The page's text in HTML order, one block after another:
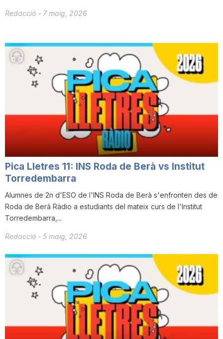
Redacció - 7 maig, 2026
Pica Lletres 11: INS Roda de Berà vs Institut
Torredembarra
Alumnes de 2n d'ESO de l'INS Roda de Berà s'enfronten des de
Roda de Berà Ràdio a estudiants del mateix curs de l'Institut
Torredembarra,...
Redacció - 5 maig, 2026